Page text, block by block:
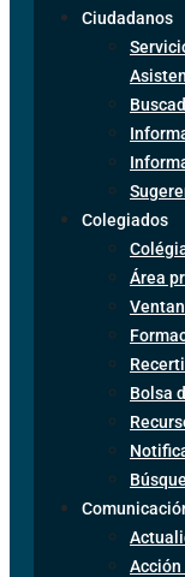
Ciudadanos
Colegiados
Área
Bolsa
Acción